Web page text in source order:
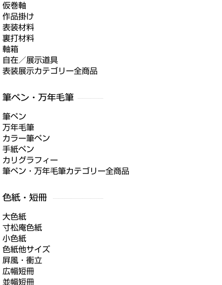
仮巻軸
作品掛け
表装材料
裏打材料
軸箱
自在／展示道具
表装展示カテゴリー全商品
筆ペン
万年毛筆
カラー筆ペン
手紙ペン
カリグラフィー
筆ペン・万年毛筆カテゴリー全商品
大色紙
寸松庵色紙
小色紙
色紙他サイズ
屛風・衝立
広幅短冊
並幅短冊